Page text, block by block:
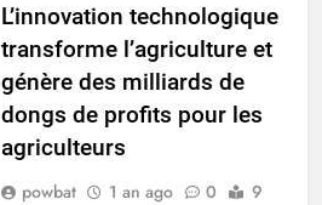
L’innovation technologique
transforme l’agriculture et
génère des milliards de
dongs de profits pour les
agriculteurs
powbat 1 an ago 0
9